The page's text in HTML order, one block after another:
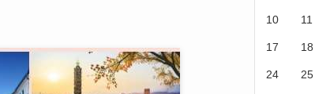
10 11
17 18
24 25